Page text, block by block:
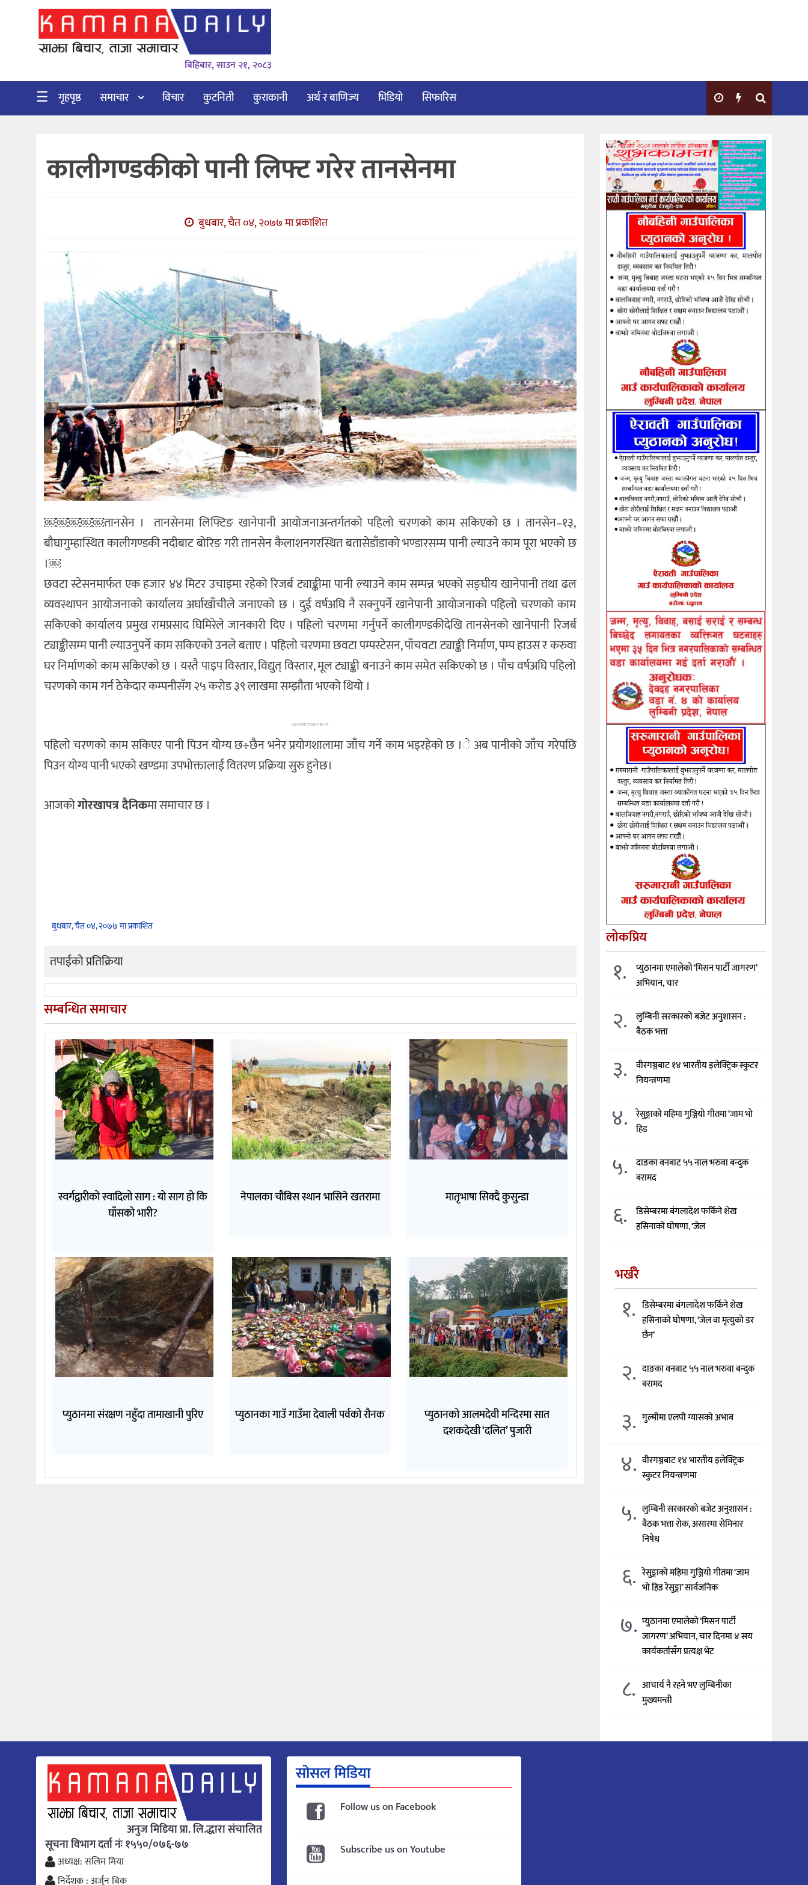
गृहपृष्ठ
विचार
कुटनिती
बिहिबार, साउन २१, २०८३
☰ गृहपृष्ठ समाचार विचार कुटनिती कुराकानी अर्थ र बाणिज्य भिडियो सिफारिस
कालीगण्डकीको पानी लिफ्ट गरेर तानसेनमा
बुधबार, चैत ०४, २०७७ मा प्रकाशित
￼￼￼￼￼तानसेन । तानसेनमा लिफ्टिङ खानेपानी आयोजनाअन्तर्गतको पहिलो चरणको काम सकिएको छ । तानसेन–१३,
बौघागुम्हास्थित कालीगण्डकी नदीबाट बोरिङ गरी तानसेन कैलाशनगरस्थित बतासेडाँडाको भण्डारसम्म पानी ल्याउने काम पूरा भएको छ
।￼
छवटा स्टेसनमार्फत एक हजार ४४ मिटर उचाइमा रहेको रिजर्ब ट्याङ्कीमा पानी ल्याउने काम सम्पन्न भएको सङ्घीय खानेपानी तथा ढल
व्यवस्थापन आयोजनाको कार्यालय अर्घाखाँचीले जनाएको छ । दुई वर्षअघि नै सक्नुपर्ने खानेपानी आयोजनाको पहिलो चरणको काम
सकिएको कार्यालय प्रमुख रामप्रसाद घिमिरेले जानकारी दिए । पहिलो चरणमा गर्नुपर्ने कालीगण्डकीदेखि तानसेनको खानेपानी रिजर्ब
ट्याङ्कीसम्म पानी ल्याउनुपर्ने काम सकिएको उनले बताए । पहिलो चरणमा छवटा पम्पस्टेसन, पाँचवटा ट्याङ्की निर्माण, पम्प हाउस र करुवा
घर निर्माणको काम सकिएको छ । यस्तै पाइप विस्तार, विद्युत् विस्तार, मूल ट्याङ्की बनाउने काम समेत सकिएको छ । पाँच वर्षअघि पहिलो
चरणको काम गर्न ठेकेदार कम्पनीसँग २५ करोड ३९ लाखमा सम्झौता भएको थियो ।
ADVERTISEMENT
पहिलो चरणको काम सकिएर पानी पिउन योग्य छ÷छैन भनेर प्रयोगशालामा जाँच गर्ने काम भइरहेको छ ।े अब पानीको जाँच गरेपछि
पिउन योग्य पानी भएको खण्डमा उपभोक्तालाई वितरण प्रक्रिया सुरु हुनेछ।
आजकोगोरखापत्र दैनिकमा समाचार छ ।
बुधबार, चैत ०४, २०७७ मा प्रकाशित
तपाईको प्रतिक्रिया
सम्बन्धित समाचार
स्वर्गद्वारीको स्वादिलो साग : यो साग हो कि
घाँसको भारी?
नेपालका चौबिस स्थान भासिने खतरामा मातृभाषा सिक्दै कुसुन्डा
प्युठानमा संरक्षण नहुँदा तामाखानी पुरिए प्युठानका गाउँ गाउँमा देवाली पर्वको रौनक
प्युठानको आलमदेवी मन्दिरमा सात
दशकदेखी ‘दलित’ पुजारी
लोकप्रिय
१.
प्युठानमा एमालेको ‘मिसन पार्टी जागरण’
अभियान, चार
२.
लुम्बिनी सरकारको बजेट अनुशासन :
बैठक भत्ता
३.
वीरगञ्जबाट १४ भारतीय इलेक्ट्रिक स्कुटर
नियन्त्रणमा
४.
रेसुङ्गाको महिमा गुञ्जियो गीतमा ‘जाम भो
हिड
५.
दाङका वनबाट ५५ नाल भरुवा बन्दुक
बरामद
६.
डिसेम्बरमा बंगलादेश फर्किने शेख
हसिनाको घोषणा, ‘जेल
भर्खरै
१. डिसेम्बरमा बंगलादेश फर्किने शेख
हसिनाको घोषणा, ‘जेल वा मृत्युको डर
छैन’
२. दाङका वनबाट ५५ नाल भरुवा बन्दुक
बरामद
३. गुल्मीमा एलपी ग्यासको अभाव
४. वीरगञ्जबाट १४ भारतीय इलेक्ट्रिक
स्कुटर नियन्त्रणमा
५. लुम्बिनी सरकारको बजेट अनुशासन :
बैठक भत्ता रोक, असारमा सेमिनार
निषेध
६. रेसुङ्गाको महिमा गुञ्जियो गीतमा ‘जाम
भो हिड रेसुङ्गा’ सार्वजनिक
७. प्युठानमा एमालेको ‘मिसन पार्टी
जागरण’ अभियान, चार दिनमा ४ सय
कार्यकर्तासँग प्रत्यक्ष भेट
८. आचार्य नै रहने भए लुम्बिनीका
मुख्यमन्त्री
अनुज मिडिया प्रा. लि.द्धारा संचालित
सूचना विभाग दर्ता नंः १५५०/०७६-७७
अध्यक्ष: सलिम मिया
निर्देशक : अर्जुन बिक
सोसल मिडिया
Follow us on Facebook
Subscribe us on Youtube